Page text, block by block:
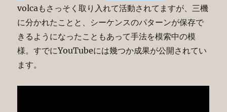
volcaもさっそく取り入れて活動されてますが、三機
に分かれたことと、シーケンスのパターンが保存で
きるようになったこともあって手法を模索中の模
様。すでにYouTubeには幾つか成果が公開されてい
ます。